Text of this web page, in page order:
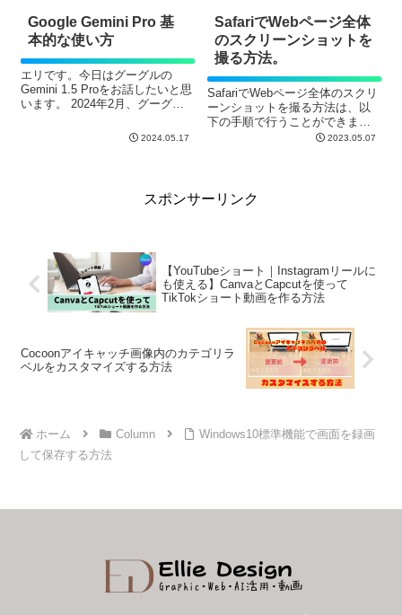
Google Gemini Pro 基
本的な使い方
エリです。今日はグーグルの
Gemini 1.5 Proをお話したいと思
います。 2024年2月、グーグル
「Gemini（ジェミニ）」へのリ
2024.05.17
SafariでWebページ全体
のスクリーンショットを
撮る方法。
SafariでWebページ全体のスクリ
ーンショットを撮る方法は、以
下の手順で行うことができま
2023.05.07
スポンサーリンク
【YouTubeショート｜Instagramリールに
も使える】CanvaとCapcutを使って
TikTokショート動画を作る方法
Cocoonアイキャッチ画像内のカテゴリラ
ベルをカスタマイズする方法
ホーム Column
Windows10標準機能で画面を録画
して保存する方法